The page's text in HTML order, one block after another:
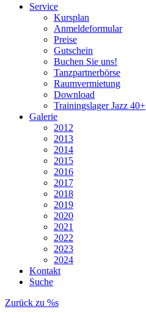
Service
Kursplan
Anmeldeformular
Preise
Gutschein
Buchen Sie uns!
Tanzpartnerbörse
Raumvermietung
Download
Trainingslager Jazz 40+
Galerie
2012
2013
2014
2015
2016
2017
2018
2019
2020
2021
2022
2023
2024
Kontakt
Suche
Zurück zu %s